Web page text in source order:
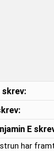
skrev:
E
har